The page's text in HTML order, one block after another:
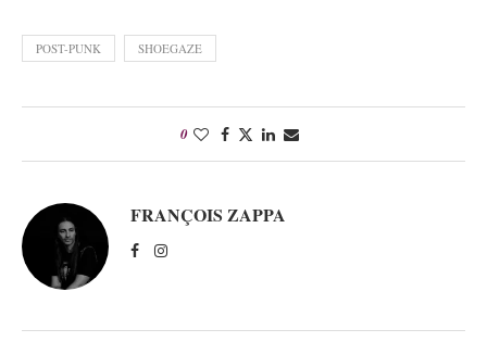
POST-PUNK SHOEGAZE
0
FRANÇOIS ZAPPA